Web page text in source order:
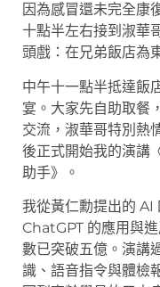
因為感冒還未完全康
十點半左右接到淑華
頭戲：在兄弟飯店為
中午十一點半抵達飯
宴。大家先自助取餐
交流，淑華哥特別熱
後正式開始我的演講
助手》。
我從黃仁勳提出的 AI
ChatGPT 的應用與
數已突破五億。演講
識、語音指令與體檢